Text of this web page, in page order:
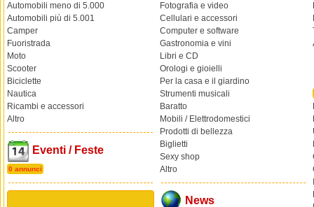
Automobili meno di 5.000
Automobili più di 5.001
Camper
Fuoristrada
Moto
Scooter
Biciclette
Nautica
Ricambi e accessori
Altro
Eventi / Feste
0 annunci
Fotografia e video
Cellulari e accessori
Computer e software
Gastronomia e vini
Libri e CD
Orologi e gioielli
Per la casa e il giardino
Strumenti musicali
Baratto
Mobili / Elettrodomestici
Prodotti di bellezza
Biglietti
Sexy shop
Altro
News